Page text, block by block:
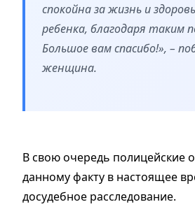
спокойна за жизнь и
ребенка, благодаря таким
Большое вам спасибо!», –
женщина.
В свою очередь полицейские
данному факту в настоящее
досудебное расследование.